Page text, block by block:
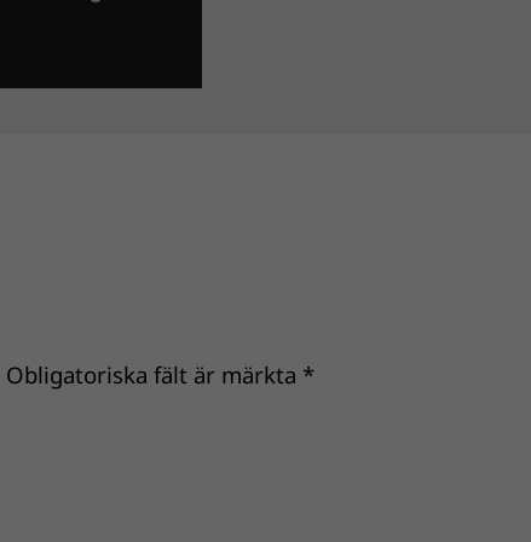
Obligatoriska fält är märkta *